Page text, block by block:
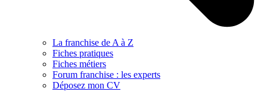
La franchise de A à Z
Fiches pratiques
Fiches métiers
Forum franchise : les experts
Déposez mon CV